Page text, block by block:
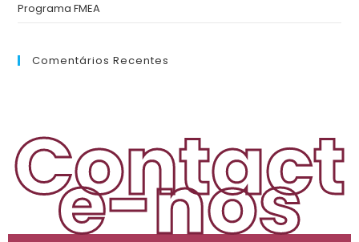
Programa FMEA
Comentários Recentes
Contact
e-nos